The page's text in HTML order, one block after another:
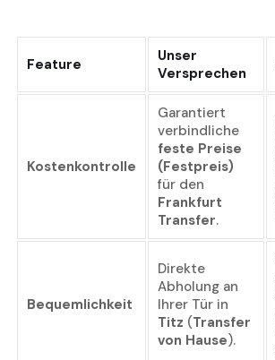
Feature
Unser
Versprechen
Kostenkontrolle
Garantiert
verbindliche
feste Preise
(Festpreis)
für den
Frankfurt
Transfer.
Bequemlichkeit
Direkte
Abholung an
Ihrer Tür in
Titz (Transfer
von Hause).